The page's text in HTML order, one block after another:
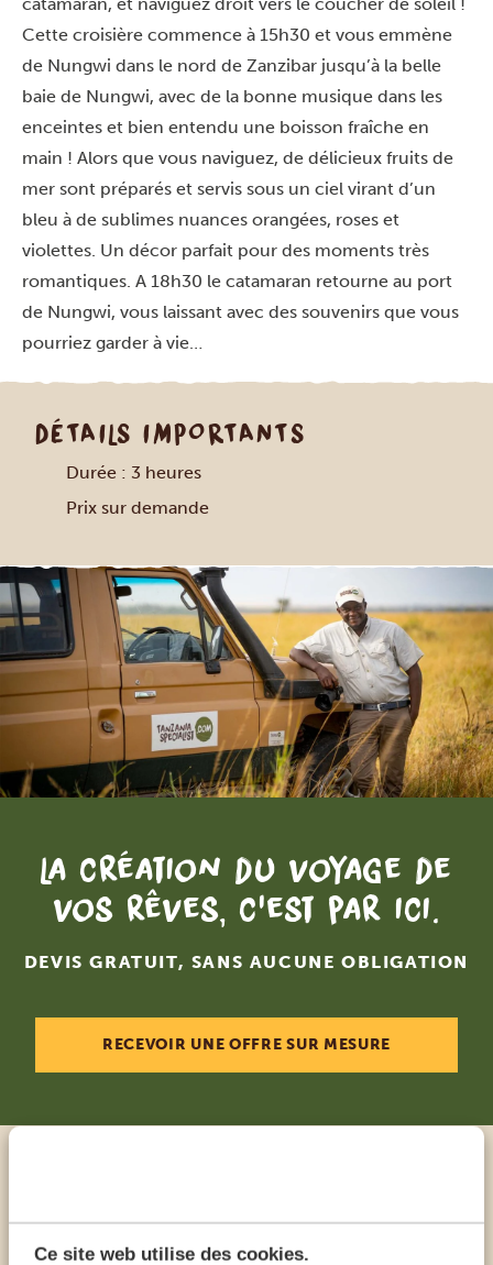
Ce site web utilise des cookies.
Cette croisière commence à 15h30 et vous emmène
de Nungwi dans le nord de Zanzibar jusqu’à la belle
baie de Nungwi, avec de la bonne musique dans les
enceintes et bien entendu une boisson fraîche en
main ! Alors que vous naviguez, de délicieux fruits de
mer sont préparés et servis sous un ciel virant d’un
bleu à de sublimes nuances orangées, roses et
violettes. Un décor parfait pour des moments très
romantiques. A 18h30 le catamaran retourne au port
de Nungwi, vous laissant avec des souvenirs que vous
pourriez garder à vie…
DÉTAILS IMPORTANTS
Durée : 3 heures
Prix sur demande
La création du voyage de
vos rêves, c'est par ici.
DEVIS GRATUIT, SANS AUCUNE OBLIGATION
RECEVOIR UNE OFFRE SUR MESURE
NOS SPÉCIALISTES SONT LÀ POUR VOUS